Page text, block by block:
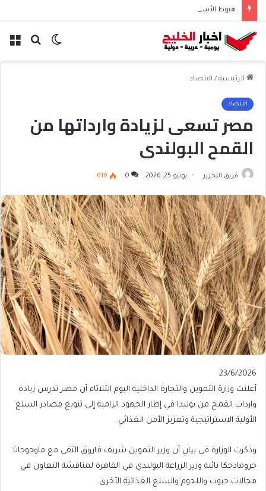
هبوط الأسهم والذهب وصعود النفط يعقّد مسار الفدرالي
بحث الوضع
الرئيسية / اقتصاد
اقتصاد
مصر تسعى لزيادة وارداتها من
القمح البولندي
فريق التحرير يونيو 25, 2026 0
616
Published
On
23/6/2026
23/6/2026
أعلنت وزارة التموين والتجارة الداخلية اليوم ⁠الثلاثاء ⁠أن مصر تدرس زيادة
واردات القمح من بولندا في إطار الجهود الرامية إلى تنويع ⁠مصادر السلع
الأولية الاستراتيجية وتعزيز الأمن الغذائي.
وذكرت الوزارة في بيان أن وزير التموين ⁠شريف فاروق التقى مع ماوجوجاتا
جرومادجكا نائبة وزير الزراعة البولندي في القاهرة لمناقشة التعاون في
مجالات حبوب واللحوم والسلع الغذائية الأخرى.